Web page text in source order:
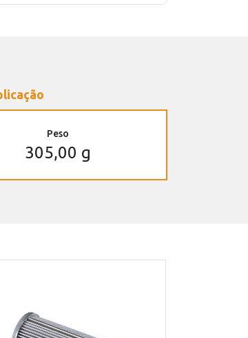
Peso
305,00 g